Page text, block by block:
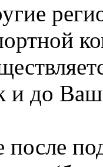
и до
после